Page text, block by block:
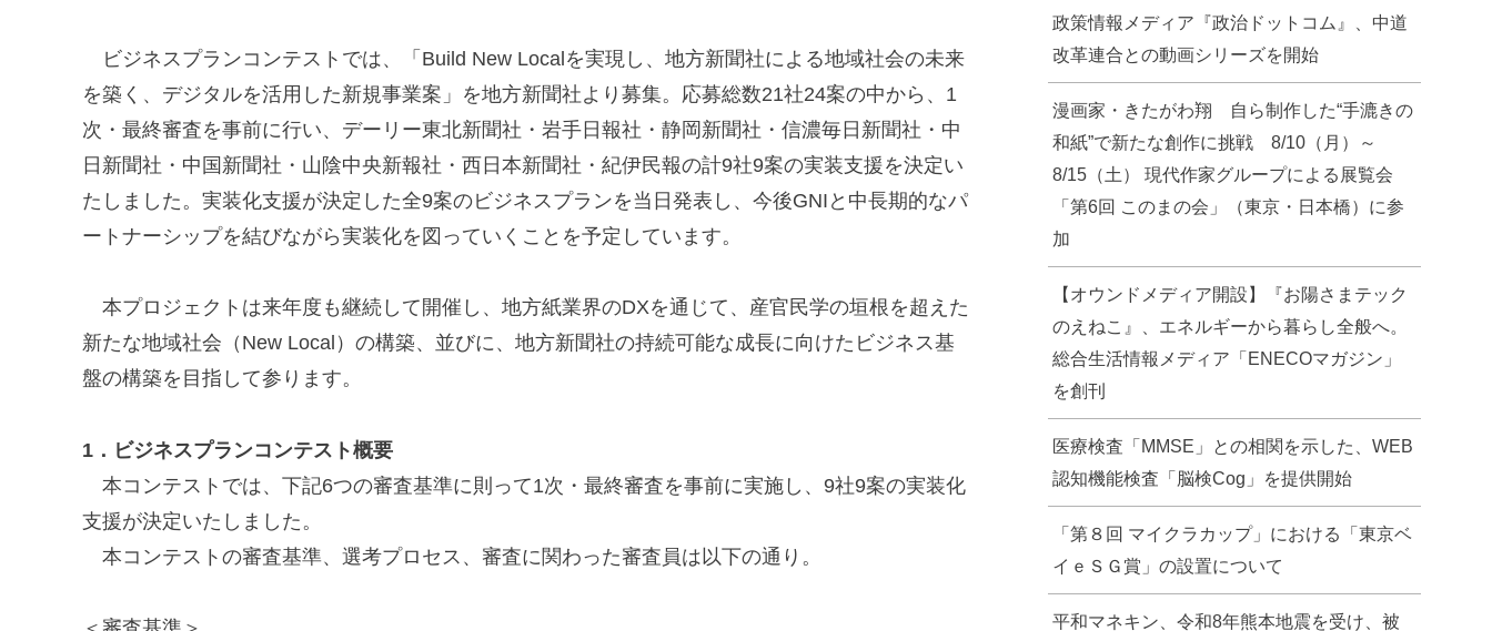
ビジネスプランコンテストでは、「Build New Localを実現し、地方新聞社による地域社会の未来
を築く、デジタルを活用した新規事業案」を地方新聞社より募集。応募総数21社24案の中から、1
次・最終審査を事前に行い、デーリー東北新聞社・岩手日報社・静岡新聞社・信濃毎日新聞社・中
日新聞社・中国新聞社・山陰中央新報社・西日本新聞社・紀伊民報の計9社9案の実装支援を決定い
たしました。実装化支援が決定した全9案のビジネスプランを当日発表し、今後GNIと中長期的なパ
ートナーシップを結びながら実装化を図っていくことを予定しています。
本プロジェクトは来年度も継続して開催し、地方紙業界のDXを通じて、産官民学の垣根を超えた
新たな地域社会（New Local）の構築、並びに、地方新聞社の持続可能な成長に向けたビジネス基
盤の構築を目指して参ります。
1．ビジネスプランコンテスト概要
本コンテストでは、下記6つの審査基準に則って1次・最終審査を事前に実施し、9社9案の実装化
支援が決定いたしました。
本コンテストの審査基準、選考プロセス、審査に関わった審査員は以下の通り。
政策情報メディア『政治ドットコム』、中道
改革連合との動画シリーズを開始
漫画家・きたがわ翔 自ら制作した“手漉きの
和紙”で新たな創作に挑戦 8/10（月）～
8/15（土） 現代作家グループによる展覧会
「第6回 このまの会」（東京・日本橋）に参
加
【オウンドメディア開設】『お陽さまテック
のえねこ』、エネルギーから暮らし全般へ。
総合生活情報メディア「ENECOマガジン」
を創刊
医療検査「MMSE」との相関を示した、WEB
認知機能検査「脳検Cog」を提供開始
「第８回 マイクラカップ」における「東京ベ
イｅＳＧ賞」の設置について
平和マネキン、令和8年熊本地震を受け、被